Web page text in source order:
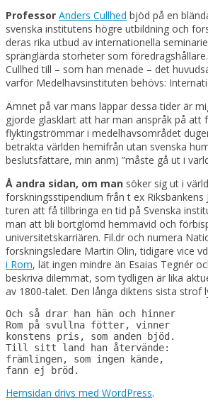
Professor Anders Cullhed bjöd på en
svenska institutens högre utbildning och
deras rika utbud av internationella
spränglärda storheter som
Cullhed till – som han menade – det
varför Medelhavsinstituten behövs:
Ämnet på var mans läppar dessa tider är
gjorde glasklart att har man anspråk på att
flyktingströmmar i medelhavsområdet
betrakta världen hemifrån utan svenska
beslutsfattare, min anm) ”måste gå ut i
Å andra sidan, om man söker sig ut i
forskningsstipendium från t ex Riksbankens
turen att få tillbringa en tid på Svenska
man att bli bortglömd hemmavid och
universitetskarriären. Fil.dr och numera
forskningsledare Martin Olin, tidigare vice
i Rom, lät ingen mindre än Esaias Tegnér
beskriva dilemmat, som tydligen är lika
av 1800-talet. Den långa diktens sista strof
Och så drar han hän och hinner
Rom på svullna fötter, vinner
konstens pris, som anden bjöd.
Till sitt land han återvände:
främlingen, som ingen kände,
fann ej bröd.
Hemsidan drivs med WordPress.